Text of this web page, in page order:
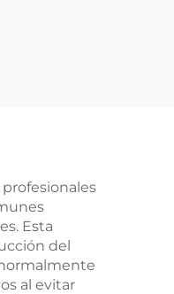
Esta
del
al evitar